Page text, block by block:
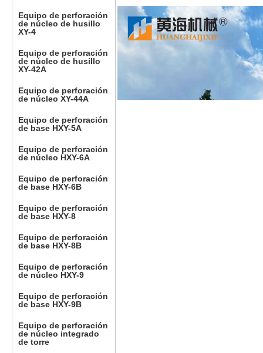
Equipo de perforación
de núcleo de husillo
XY-4
Equipo de perforación
de núcleo de husillo
XY-42A
Equipo de perforación
de núcleo XY-44A
Equipo de perforación
de base HXY-5A
Equipo de perforación
de núcleo HXY-6A
Equipo de perforación
de base HXY-6B
Equipo de perforación
de base HXY-8
Equipo de perforación
de base HXY-8B
Equipo de perforación
de núcleo HXY-9
Equipo de perforación
de base HXY-9B
Equipo de perforación
de núcleo integrado
de torre